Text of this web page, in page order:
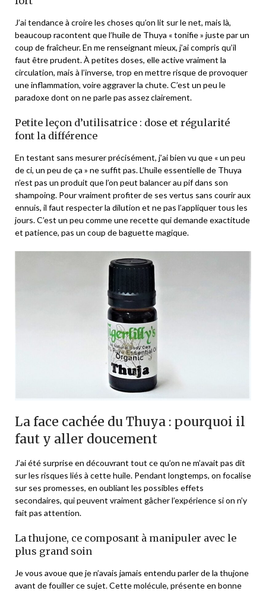
J’ai tendance à croire les choses qu’on lit sur le net, mais là,
beaucoup racontent que l’huile de Thuya « tonifie » juste par un
coup de fraîcheur. En me renseignant mieux, j’ai compris qu’il
faut être prudent. À petites doses, elle active vraiment la
circulation, mais à l’inverse, trop en mettre risque de provoquer
une inflammation, voire aggraver la chute. C’est un peu le
paradoxe dont on ne parle pas assez clairement.
Petite leçon d’utilisatrice : dose et régularité
font la différence
En testant sans mesurer précisément, j’ai bien vu que « un peu
de ci, un peu de ça » ne suffit pas. L’huile essentielle de Thuya
n’est pas un produit que l’on peut balancer au pif dans son
shampoing. Pour vraiment profiter de ses vertus sans courir aux
ennuis, il faut respecter la dilution et ne pas l’appliquer tous les
jours. C’est un peu comme une recette qui demande exactitude
et patience, pas un coup de baguette magique.
La face cachée du Thuya : pourquoi il
faut y aller doucement
J’ai été surprise en découvrant tout ce qu’on ne m’avait pas dit
sur les risques liés à cette huile. Pendant longtemps, on focalise
sur ses promesses, en oubliant les possibles effets
secondaires, qui peuvent vraiment gâcher l’expérience si on n’y
fait pas attention.
La thujone, ce composant à manipuler avec le
plus grand soin
Je vous avoue que je n’avais jamais entendu parler de la thujone
avant de fouiller ce sujet. Cette molécule, présente en bonne